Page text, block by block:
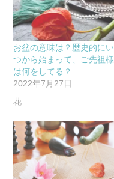
お盆の意味は？歴史的にい
つから始まって、ご先祖様
は何をしてる？
2022年7月27日
花